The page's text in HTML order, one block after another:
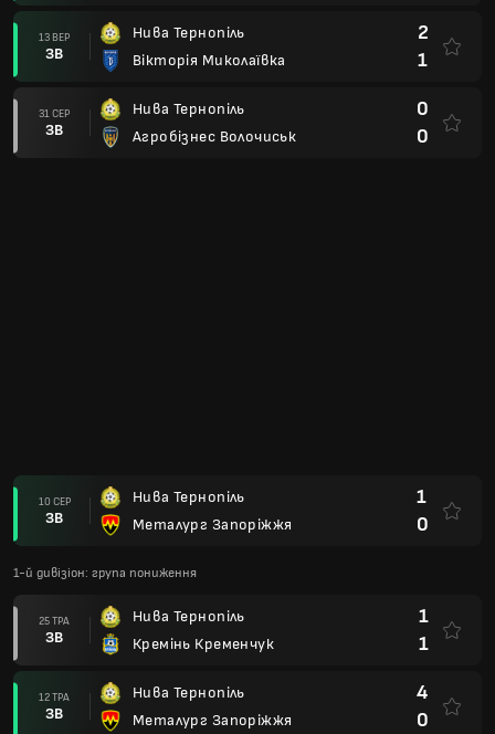
13 ВЕР
ЗВ
Нива Тернопіль
Вікторія Миколаївка
2
1
31 СЕР
ЗВ
Нива Тернопіль
Агробізнес Волочиськ
0
0
10 СЕР
ЗВ
Нива Тернопіль
Металург Запоріжжя
1
0
1-й дивізіон: група пониження
25 ТРА
ЗВ
Нива Тернопіль
Кремінь Кременчук
1
1
12 ТРА
ЗВ
Нива Тернопіль
Металург Запоріжжя
4
0